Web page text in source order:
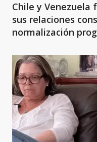
Chile y Venezuela
sus relaciones
normalización